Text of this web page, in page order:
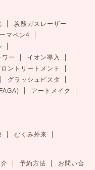
炭酸ガスレーザー
マペン4
ワー
イオン導入
ントリートメント
グラッシュビスタ
アートメイク
むくみ外来
予約方法
お問い合